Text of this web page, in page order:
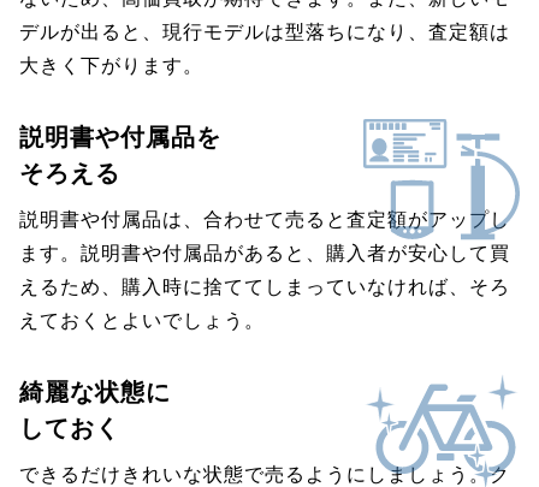
デルが出ると、現行モデルは型落ちになり、査定額は
大きく下がります。
説明書や付属品を
そろえる
説明書や付属品は、合わせて売ると査定額がアップし
ます。説明書や付属品があると、購入者が安心して買
えるため、購入時に捨ててしまっていなければ、そろ
えておくとよいでしょう。
綺麗な状態に
しておく
できるだけきれいな状態で売るようにしましょう。ク